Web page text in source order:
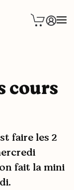
cours
faire les 2
fait la mini